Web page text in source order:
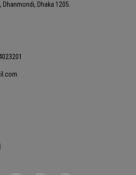
Dhaka 1205.